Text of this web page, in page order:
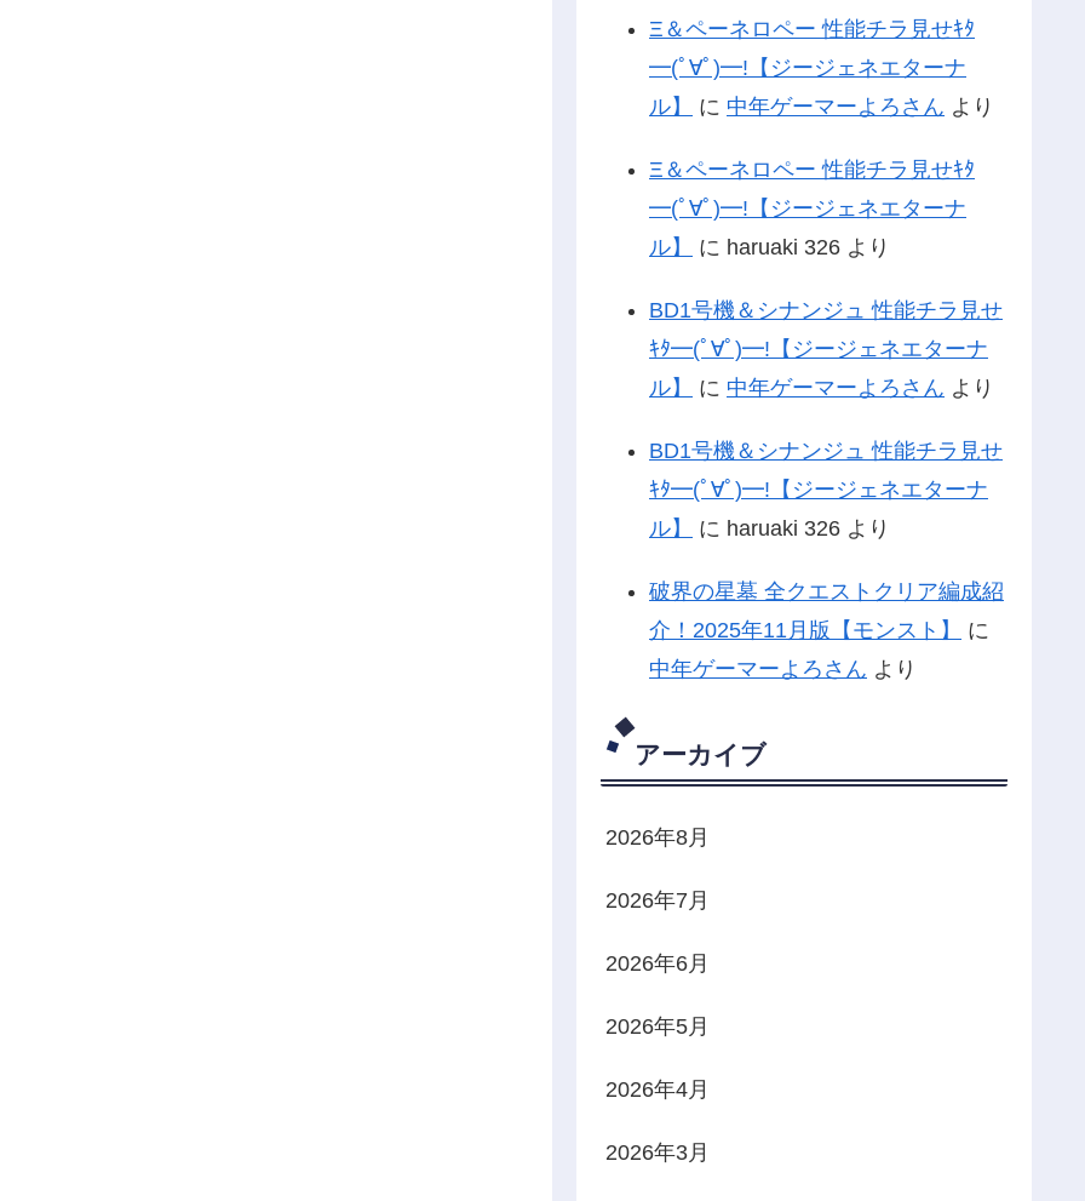
Ξ＆ペーネロペー 性能チラ見せｷﾀ
━(ﾟ∀ﾟ)━!【ジージェネエターナ
ル】
に 中年ゲーマーよろさん より
Ξ＆ペーネロペー 性能チラ見せｷﾀ
━(ﾟ∀ﾟ)━!【ジージェネエターナ
ル】
に haruaki 326 より
BD1号機＆シナンジュ 性能チラ見せ
ｷﾀ━(ﾟ∀ﾟ)━!【ジージェネエターナ
ル】
に 中年ゲーマーよろさん より
BD1号機＆シナンジュ 性能チラ見せ
ｷﾀ━(ﾟ∀ﾟ)━!【ジージェネエターナ
ル】
に haruaki 326 より
破界の星墓 全クエストクリア編成紹
介！2025年11月版【モンスト】
に
中年ゲーマーよろさん より
アーカイブ
2026年8月
2026年7月
2026年6月
2026年5月
2026年4月
2026年3月